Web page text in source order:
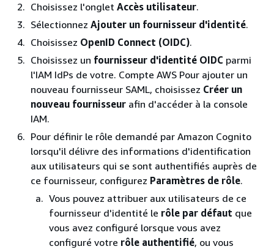
Choisissez l'onglet Accès utilisateur.
Sélectionnez Ajouter un fournisseur d'identité.
Choisissez OpenID Connect (OIDC).
Choisissez un fournisseur d'identité OIDC parmi
l'IAM IdPs de votre. Compte AWS Pour ajouter un
nouveau fournisseur SAML, choisissez Créer un
nouveau fournisseur afin d'accéder à la console
IAM.
Pour définir le rôle demandé par Amazon Cognito
lorsqu'il délivre des informations d'identification
aux utilisateurs qui se sont authentifiés auprès de
ce fournisseur, configurez Paramètres de rôle.
Vous pouvez attribuer aux utilisateurs de ce
fournisseur d'identité le rôle par défaut que
vous avez configuré lorsque vous avez
configuré votre rôle authentifié, ou vous